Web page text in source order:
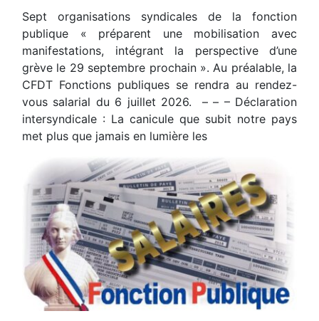
Sept organisations syndicales de la fonction
publique « préparent une mobilisation avec
manifestations, intégrant la perspective d’une
grève le 29 septembre prochain ». Au préalable, la
CFDT Fonctions publiques se rendra au rendez-
vous salarial du 6 juillet 2026. – – – Déclaration
intersyndicale : La canicule que subit notre pays
met plus que jamais en lumière les